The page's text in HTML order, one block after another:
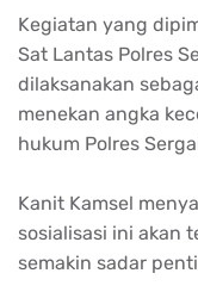
Kegiatan yang
Sat Lantas Polres
dilaksanakan
menekan angka
hukum Polres
Kanit Kamsel
sosialisasi ini akan
semakin sadar